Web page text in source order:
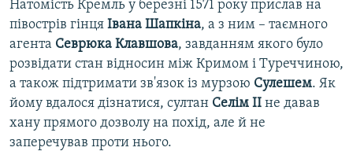
Натомість Кремль у березні 1571 року прислав на
півострів гінця Івана Шапкіна, а з ним – таємного
агента Севрюка Клавшова, завданням якого було
розвідати стан відносин між Кримом і Туреччиною,
а також підтримати зв'язок із мурзою Сулешем. Як
йому вдалося дізнатися, султан Селім II не давав
хану прямого дозволу на похід, але й не
заперечував проти нього.